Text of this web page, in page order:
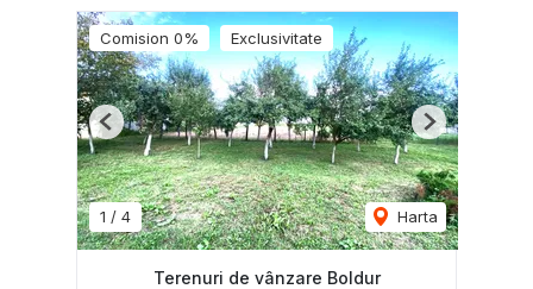
Comision 0% Exclusivitate
1 / 4 Harta
Previous Next
Terenuri de vânzare Boldur